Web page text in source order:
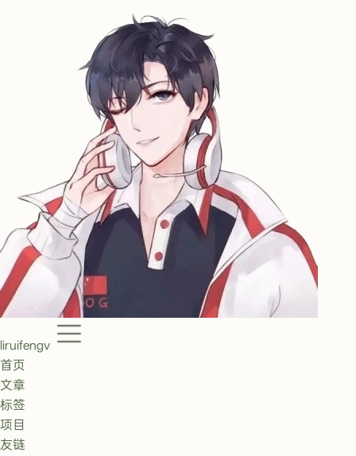
liruifengv
Menu
首页
文章
标签
项目
友链